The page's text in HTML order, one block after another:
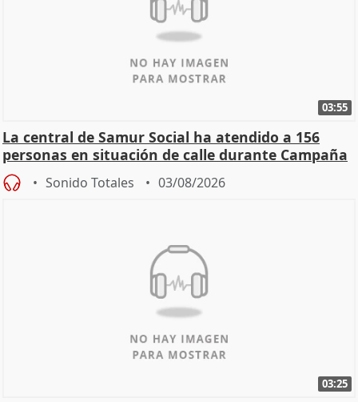
03:55
La central de Samur Social ha atendido a 156
personas en situación de calle durante Campaña
de Calor
Sonido Totales 03/08/2026
03:25